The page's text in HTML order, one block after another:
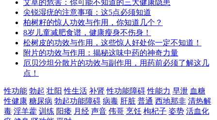
艾草的危害：你可能不知道的三大健康隐患
尖锐湿疣的注意事项：这5点必须知道
柏树籽的惊人功效与作用，你知道几个？
8岁儿童减肥食谱，健康瘦身不伤身！
松树皮的功效与作用，这些惊人好处你一定不知道！
附片的功效与作用：揭秘这味中药的神奇力量
厄贝沙坦分散片的功效与副作用，用药前必须了解这几
点！
性功能 勃起 壮阳 性生活 补肾 性功能障碍 性能力 早泄 血糖
性健康 糖尿病 勃起功能障碍 病毒 肝脏 普通 西地那非 清热解
毒 淫羊藿 训练 阳痿 月经 声音 伟哥 烹饪 枸杞子 姿势 活血化